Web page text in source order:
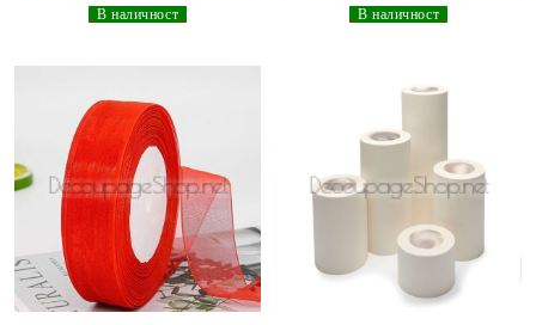
В наличност В наличност